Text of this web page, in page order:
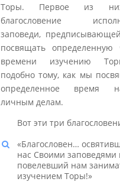
Торы. Первое из
благословение
заповеди,
посвящать определенную
времени изучению
подобно тому, как мы
определенное время
личным делам.
Вот эти три
«Благословен…
нас Своими заповедями
повелевший нам
изучением Торы!»